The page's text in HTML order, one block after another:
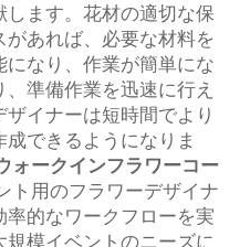
ます。花材の適切な保
あれば、必要な材料を
なり、作業が簡単にな
準備作業を迅速に行え
イナーは短時間でより
できるようになりま
ォークインフラワーコー
ト用のフラワーデザイナ
的なワークフローを実
模イベントのニーズに